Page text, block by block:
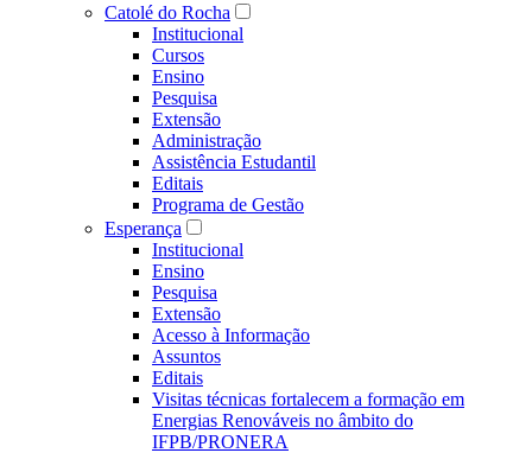
Catolé do Rocha
Institucional
Cursos
Ensino
Pesquisa
Extensão
Administração
Assistência Estudantil
Editais
Programa de Gestão
Esperança
Institucional
Ensino
Pesquisa
Extensão
Acesso à Informação
Assuntos
Editais
Visitas técnicas fortalecem a formação em
Energias Renováveis no âmbito do
IFPB/PRONERA